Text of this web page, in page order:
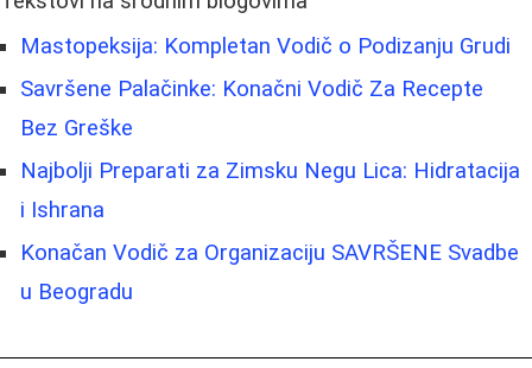
Mastopeksija: Kompletan Vodič o Podizanju Grudi
Savršene Palačinke: Konačni Vodič Za Recepte
Bez Greške
Najbolji Preparati za Zimsku Negu Lica: Hidratacija
i Ishrana
Konačan Vodič za Organizaciju SAVRŠENE Svadbe
u Beogradu